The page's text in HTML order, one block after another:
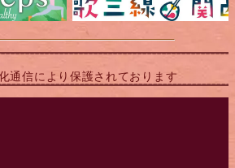
通信により保護されております